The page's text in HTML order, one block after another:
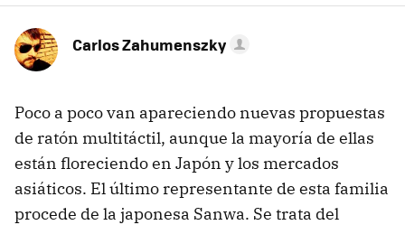
Carlos Zahumenszky
Poco a poco van apareciendo nuevas propuestas
de ratón multitáctil, aunque la mayoría de ellas
están floreciendo en Japón y los mercados
asiáticos. El último representante de esta familia
procede de la japonesa Sanwa. Se trata del